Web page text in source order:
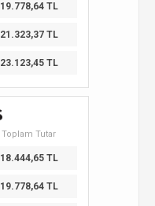
19.778,64 TL
21.323,37 TL
23.123,45 TL
Toplam Tutar
18.444,65 TL
19.778,64 TL